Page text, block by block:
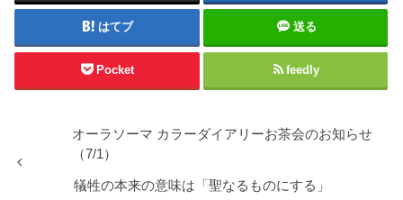
はてブ 送る
Pocket feedly
オーラソーマ カラーダイアリーお茶会のお知らせ
（7/1）
犠牲の本来の意味は「聖なるものにする」